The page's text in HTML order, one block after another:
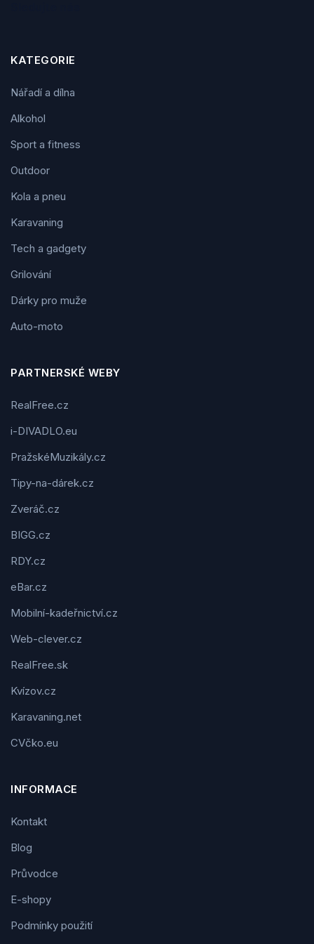
KATEGORIE
Nářadí a dílna
Alkohol
Sport a fitness
Outdoor
Kola a pneu
Karavaning
Tech a gadgety
Grilování
Dárky pro muže
Auto-moto
PARTNERSKÉ WEBY
RealFree.cz
i-DIVADLO.eu
PražskéMuzikály.cz
Tipy-na-dárek.cz
Zveráč.cz
BIGG.cz
RDY.cz
eBar.cz
Mobilní-kadeřnictví.cz
Web-clever.cz
RealFree.sk
Kvízov.cz
Karavaning.net
CVčko.eu
INFORMACE
Kontakt
Blog
Průvodce
E-shopy
Podmínky použití